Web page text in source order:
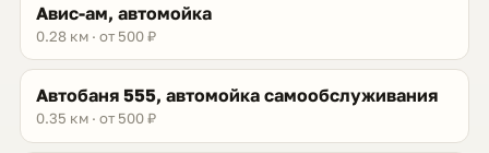
Авис-ам, автомойка
0.28 км · от 500 ₽
Автобаня 555, автомойка самообслуживания
0.35 км · от 500 ₽